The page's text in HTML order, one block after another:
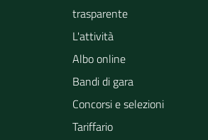
trasparente
L'attività
Albo online
Bandi di gara
Concorsi e selezioni
Tariffario